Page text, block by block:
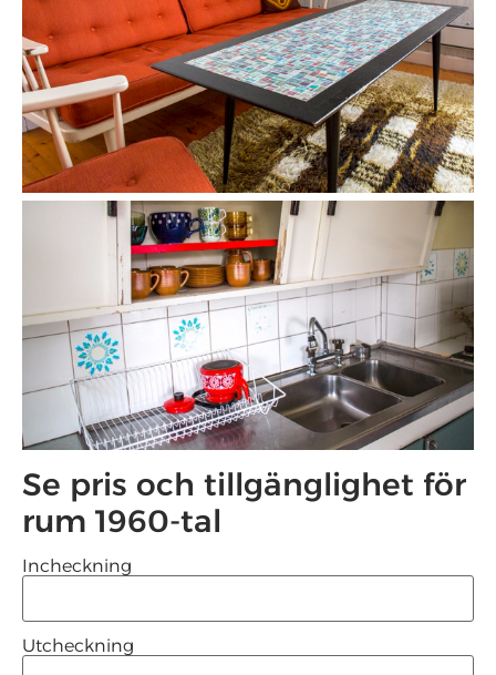
Se pris och tillgänglighet för
rum 1960-tal
Incheckning
Utcheckning